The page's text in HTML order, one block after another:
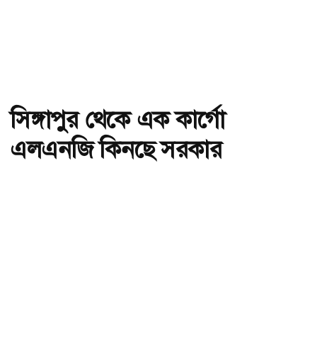
সিঙ্গাপুর থেকে এক কার্গো
এলএনজি কিনছে সরকার